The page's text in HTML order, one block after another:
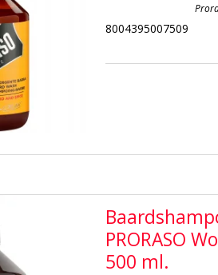
8004395007509
PRORASO
500 ml.